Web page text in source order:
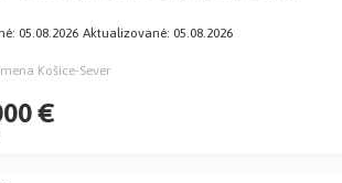
05.08.2026 Aktualizované: 05.08.2026
Košice-Sever
€